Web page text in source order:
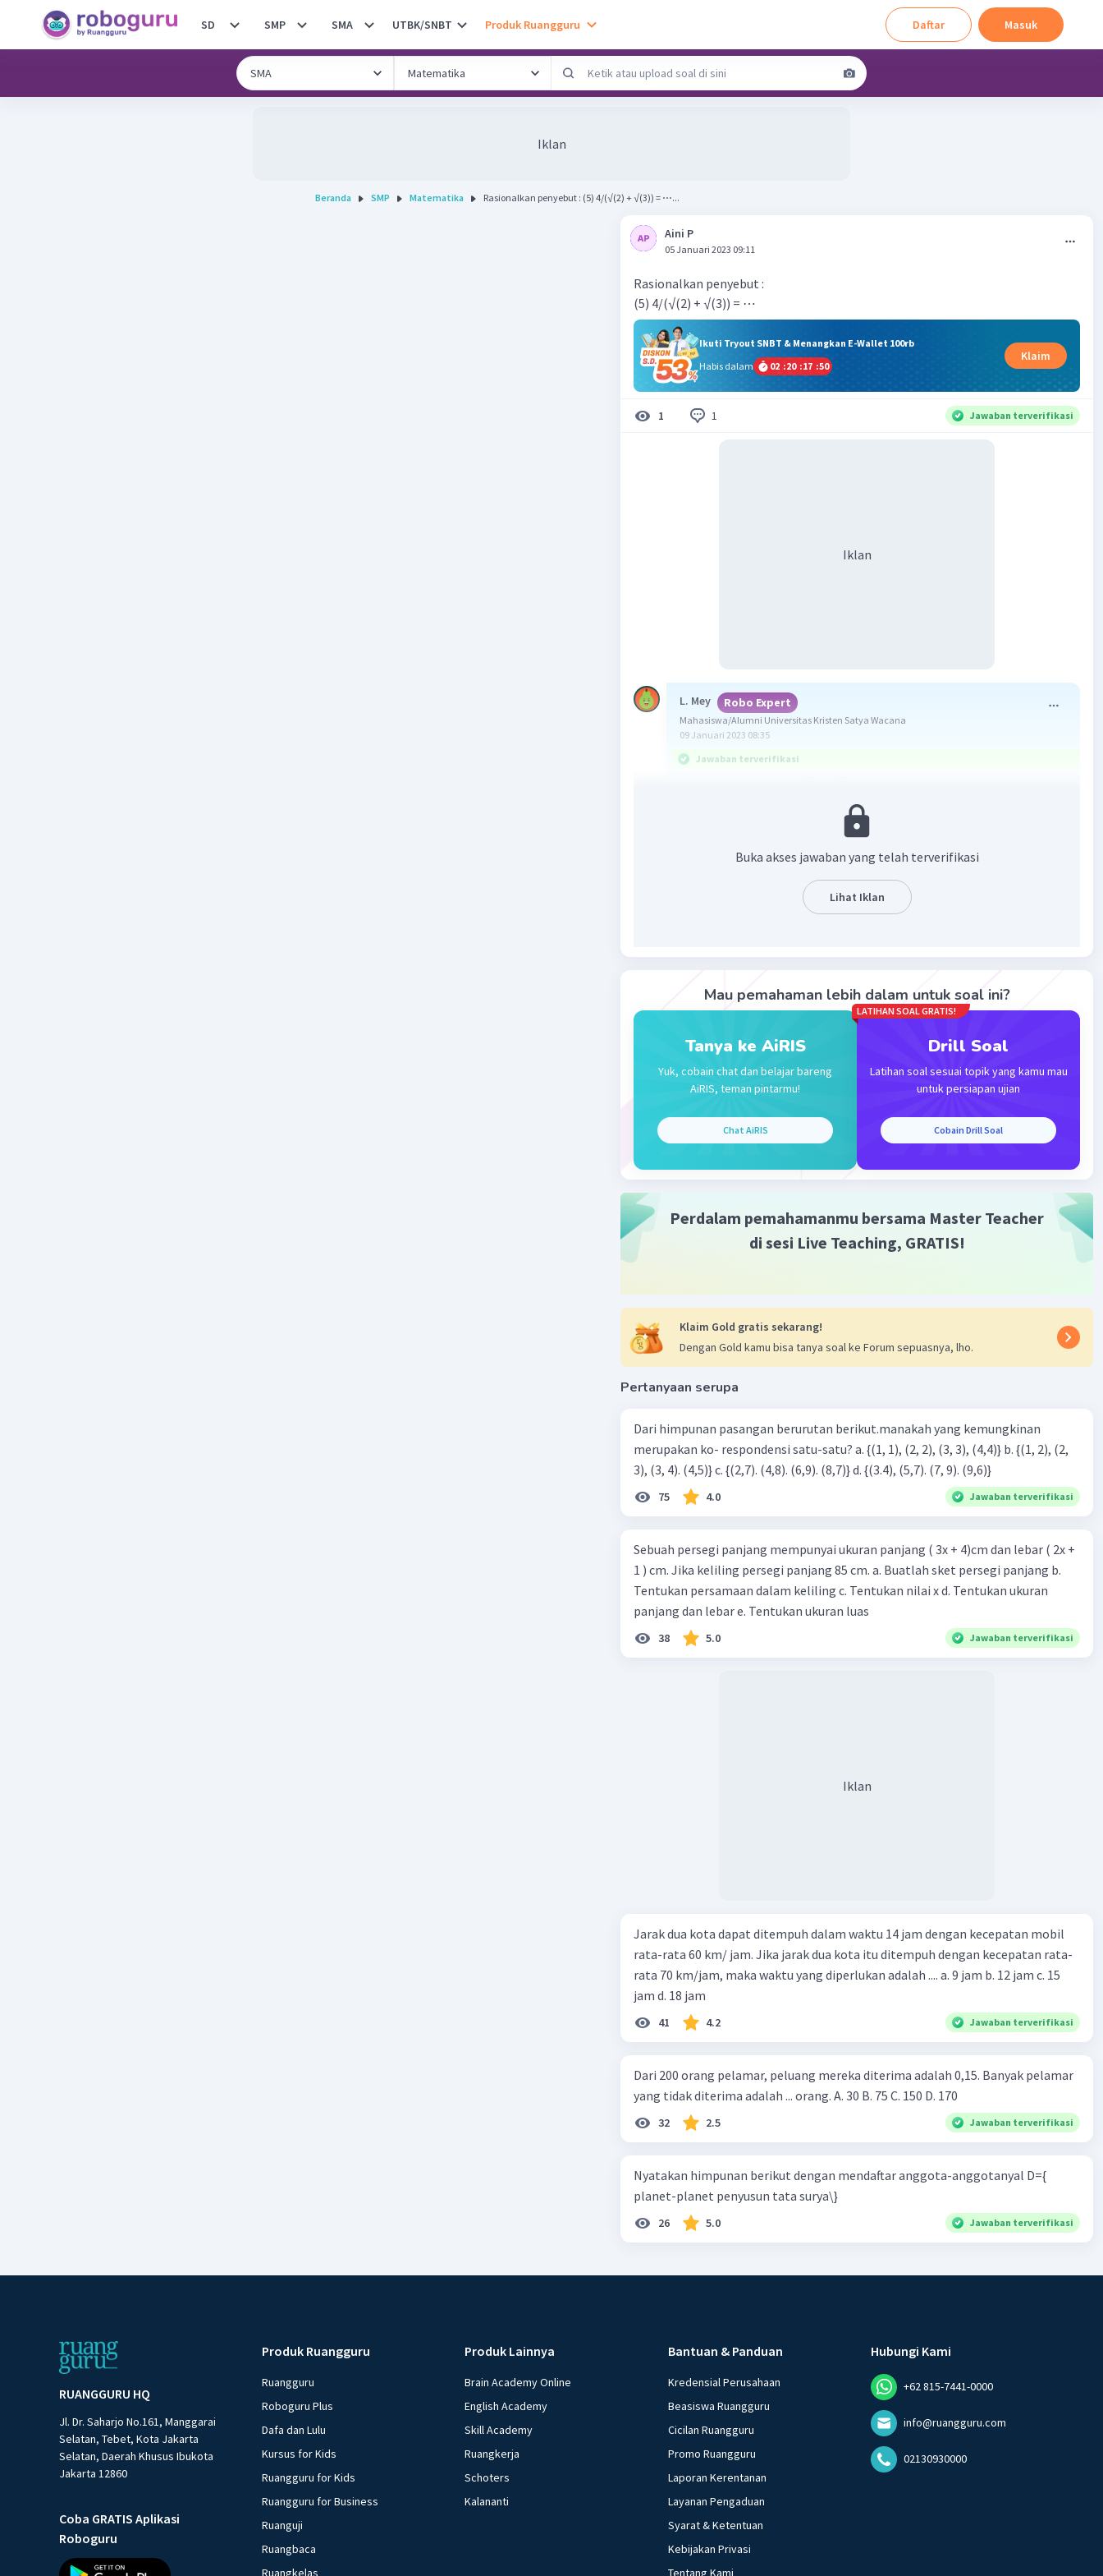
SD SMP SMA UTBK/SNBT Produk Ruangguru Daftar Masuk
Iklan
Beranda SMP Matematika Rasionalkan penyebut : (5) 4/(√(2) + √(3)) = ⋯...
Aini P
05 Januari 2023 09:11
Rasionalkan penyebut :
(5) 4/(√(2) + √(3)) = ⋯
Ikuti Tryout SNBT & Menangkan E-Wallet 100rb
Habis dalam
02 :20 :17 :50
Klaim
1 1 Jawaban terverifikasi
Iklan
L. Mey Robo Expert
Mahasiswa/Alumni Universitas Kristen Satya Wacana
09 Januari 2023 08:35
Jawaban terverifikasi
(a-b)(a+b) = a²-b²
= [4(√(2) -√(3))]/(2-3)
= [4(√(2) -√(3))] /(-1)
Iklan
Buka akses jawaban yang telah terverifikasi
Lihat Iklan
Mau pemahaman lebih dalam untuk soal ini?
Tanya ke AiRIS
Yuk, cobain chat dan belajar bareng
AiRIS, teman pintarmu!
Chat AiRIS
LATIHAN SOAL GRATIS!
Drill Soal
Latihan soal sesuai topik yang kamu mau
untuk persiapan ujian
Cobain Drill Soal
Perdalam pemahamanmu bersama Master Teacher
di sesi Live Teaching, GRATIS!
Klaim Gold gratis sekarang!
Dengan Gold kamu bisa tanya soal ke Forum sepuasnya, lho.
Pertanyaan serupa
Dari himpunan pasangan berurutan berikut.manakah yang kemungkinan
merupakan ko- respondensi satu-satu? a. {(1, 1), (2, 2), (3, 3), (4,4)} b. {(1, 2), (2,
3), (3, 4). (4,5)} c. {(2,7). (4,8). (6,9). (8,7)} d. {(3.4), (5,7). (7, 9). (9,6)}
75 4.0 Jawaban terverifikasi
Sebuah persegi panjang mempunyai ukuran panjang ( 3x + 4)cm dan lebar ( 2x +
1 ) cm. Jika keliling persegi panjang 85 cm. a. Buatlah sket persegi panjang b.
Tentukan persamaan dalam keliling c. Tentukan nilai x d. Tentukan ukuran
panjang dan lebar e. Tentukan ukuran luas
38 5.0 Jawaban terverifikasi
Iklan
Jarak dua kota dapat ditempuh dalam waktu 14 jam dengan kecepatan mobil
rata-rata 60 km/ jam. Jika jarak dua kota itu ditempuh dengan kecepatan rata-
rata 70 km/jam, maka waktu yang diperlukan adalah .... a. 9 jam b. 12 jam c. 15
jam d. 18 jam
41 4.2 Jawaban terverifikasi
Dari 200 orang pelamar, peluang mereka diterima adalah 0,15. Banyak pelamar
yang tidak diterima adalah ... orang. A. 30 B. 75 C. 150 D. 170
32 2.5 Jawaban terverifikasi
Nyatakan himpunan berikut dengan mendaftar anggota-anggotanyal D={
planet-planet penyusun tata surya\}
26 5.0 Jawaban terverifikasi
RUANGGURU HQ
Jl. Dr. Saharjo No.161, Manggarai
Selatan, Tebet, Kota Jakarta
Selatan, Daerah Khusus Ibukota
Jakarta 12860
Coba GRATIS Aplikasi
Roboguru
Produk Ruangguru
Ruangguru
Roboguru Plus
Dafa dan Lulu
Kursus for Kids
Ruangguru for Kids
Ruangguru for Business
Ruanguji
Ruangbaca
Ruangkelas
Produk Lainnya
Brain Academy Online
English Academy
Skill Academy
Ruangkerja
Schoters
Kalananti
Bantuan & Panduan
Kredensial Perusahaan
Beasiswa Ruangguru
Cicilan Ruangguru
Promo Ruangguru
Laporan Kerentanan
Layanan Pengaduan
Syarat & Ketentuan
Kebijakan Privasi
Tentang Kami
Hubungi Kami
+62 815-7441-0000
info@ruangguru.com
02130930000